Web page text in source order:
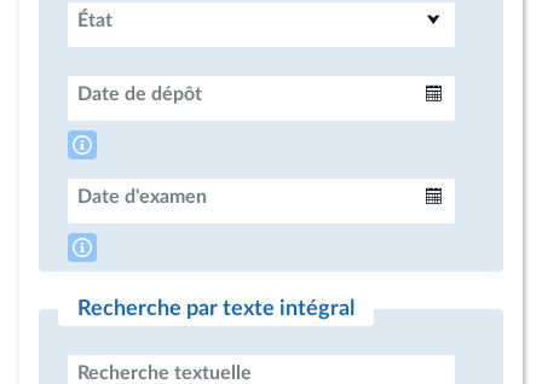
État
Date de dépôt
Date d'examen
Recherche par texte intégral
Recherche textuelle